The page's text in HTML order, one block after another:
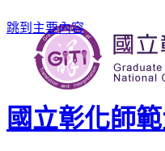
跳到主要內容
國立彰化師